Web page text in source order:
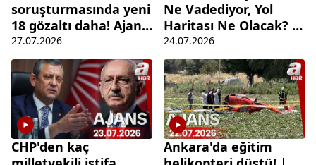
soruşturmasında yeni
18 gözaltı daha! Ajans
- 27.07.2026 | A Haber
27.07.2026
Ne Vadediyor, Yol
Haritası Ne Olacak? |
Ajans
24.07.2026
CHP'den kaç
Ankara'da eğitim